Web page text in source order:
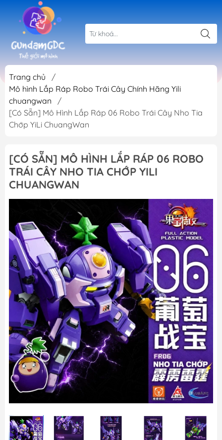
Trang chủ
/
Mô hình Lắp Ráp Robo Trái Cây Chính Hãng Yili
chuangwan
/
[Có Sẵn] Mô Hình Lắp Ráp 06 Robo Trái Cây Nho Tia
Chớp YiLi ChuangWan
[CÓ SẴN] MÔ HÌNH LẮP RÁP 06 ROBO
TRÁI CÂY NHO TIA CHỚP YILI
CHUANGWAN